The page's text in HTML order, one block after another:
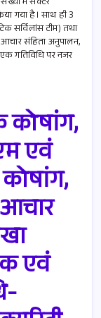
गया है। साथ ही 3
सर्विलांस टीम) तथा
आचार संहिता अनुपालन,
गतिविधि पर नजर
कोषांग,
एवं
एवं